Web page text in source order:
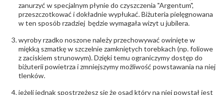
zanurzyć w specjalnym płynie do czyszczenia "Argentum",
przeszczotkować i dokładnie wypłukać. Biżuteria pielęgnowana
w ten sposób rzadziej będzie wymagała wizyt u jubilera.
wyroby rzadko noszone należy przechowywać owinięte w
miękką szmatkę w szczelnie zamkniętych torebkach (np. foliowe
z zaciskiem strunowym). Dzięki temu ograniczymy dostęp do
biżuterii powietrza i zmniejszymy możliwość powstawania na niej
tlenków.
jeżeli jednak spostrzeżesz się że osad który na niej powstał jest